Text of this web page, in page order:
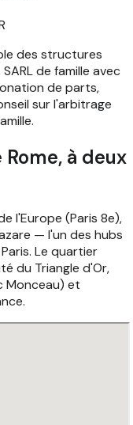
des structures
SARL de famille avec
de parts,
sur l'arbitrage
à deux
l'Europe (Paris 8e),
— l'un des hubs
Le quartier
du Triangle d'Or,
Monceau) et